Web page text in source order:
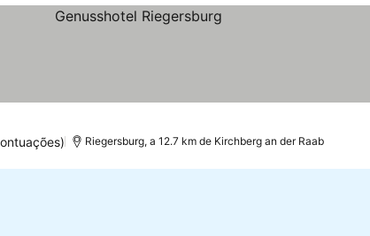
Riegersburg, a 12.7 km de Kirchberg an der Raab